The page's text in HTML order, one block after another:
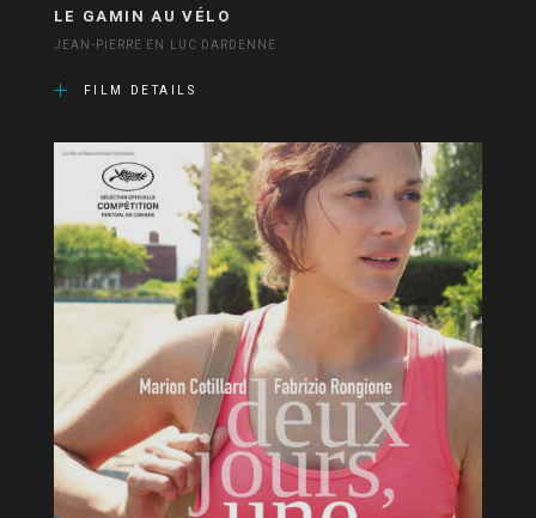
LE GAMIN AU VÉLO
JEAN-PIERRE EN LUC DARDENNE
FILM DETAILS